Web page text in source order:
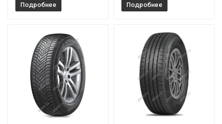
Подробнее Подробнее